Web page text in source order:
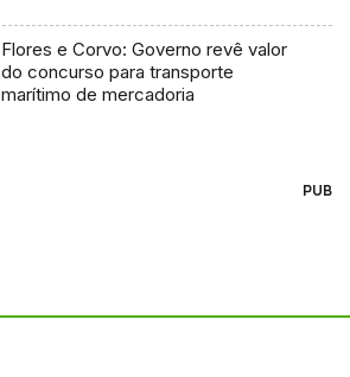
Flores e Corvo: Governo revê valor
do concurso para transporte
marítimo de mercadoria
PUB